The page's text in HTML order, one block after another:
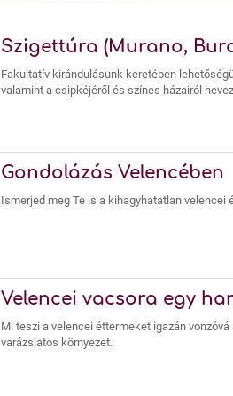
Szigettúra (Murano,
Fakultatív kirándulásunk keretében
valamint a csipkéjéről és színes házairól
Gondolázás Velencében
Ismerjed meg Te is a kihagyhatatlan
Velencei vacsora egy
Mi teszi a velencei éttermeket igazán
varázslatos környezet.